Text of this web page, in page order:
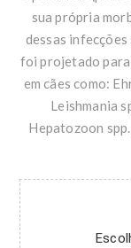
sua própria
dessas
foi projetado para
em cães como:
Leishmania
Hepatozoon